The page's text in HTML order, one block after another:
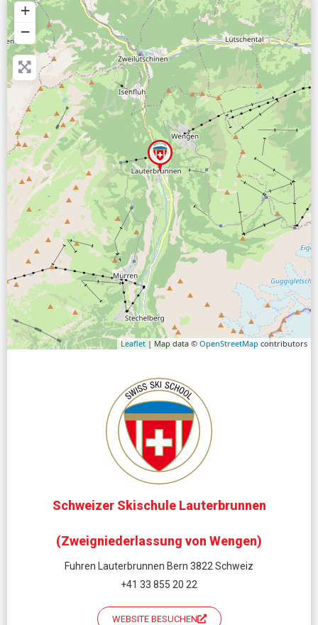
+
−
Leaflet | Map data © OpenStreetMap contributors
Schweizer Skischule Lauterbrunnen
(Zweigniederlassung von Wengen)
Fuhren Lauterbrunnen Bern 3822 Schweiz
+41 33 855 20 22
WEBSITE BESUCHEN